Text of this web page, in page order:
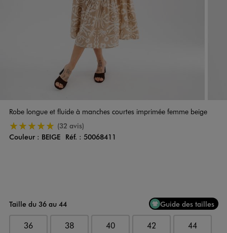
Robe longue et fluide à manches courtes imprimée femme beige
5/5 de moyenne(32 avis)
Couleur
Couleur : BEIGE Réf. : 50068411
Taille du 36 au 44 Guide des tailles
36 38 40 42 44